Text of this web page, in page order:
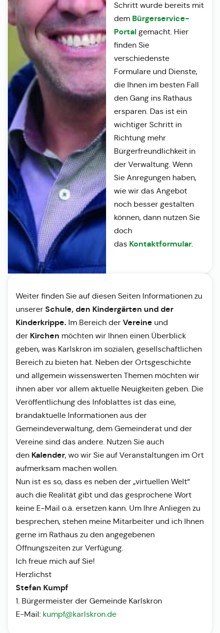
Schritt wurde bereits mit
dem Bürgerservice-
Portalgemacht. Hier
finden Sie
verschiedenste
Formulare und Dienste,
die Ihnen im besten Fall
den Gang ins Rathaus
ersparen. Das ist ein
wichtiger Schritt in
Richtung mehr
Bürgerfreundlichkeit in
der Verwaltung. Wenn
Sie Anregungen haben,
wie wir das Angebot
noch besser gestalten
können, dann nutzen Sie
doch
das Kontaktformular.
Weiter finden Sie auf diesen Seiten Informationen zu
unserer Schule, den Kindergärten und der
Kinderkrippe. Im Bereich der Vereine und
der Kirchen möchten wir Ihnen einen Überblick
geben, was Karlskron im sozialen, gesellschaftlichen
Bereich zu bieten hat. Neben der Ortsgeschichte
und allgemein wissenswerten Themen möchten wir
ihnen aber vor allem aktuelle Neuigkeiten geben. Die
Veröffentlichung des Infoblattes ist das eine,
brandaktuelle Informationen aus der
Gemeindeverwaltung, dem Gemeinderat und der
Vereine sind das andere. Nutzen Sie auch
den Kalender, wo wir Sie auf Veranstaltungen im Ort
aufmerksam machen wollen.
Nun ist es so, dass es neben der „virtuellen Welt“
auch die Realität gibt und das gesprochene Wort
keine E-Mail o.ä. ersetzen kann. Um Ihre Anliegen zu
besprechen, stehen meine Mitarbeiter und ich Ihnen
gerne im Rathaus zu den angegebenen
Öffnungszeiten zur Verfügung.
Ich freue mich auf Sie!
Herzlichst
Stefan Kumpf
1. Bürgermeister der Gemeinde Karlskron
E-Mail: kumpf@karlskron.de